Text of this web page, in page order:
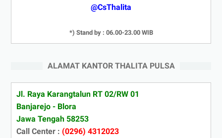
@CsThalita
*) Stand by : 06.00-23.00 WIB
ALAMAT KANTOR THALITA PULSA
Jl. Raya Karangtalun RT 02/RW 01
Banjarejo - Blora
Jawa Tengah 58253
Call Center : (0296) 4312023